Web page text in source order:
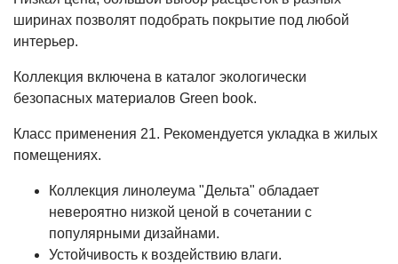
ширинах позволят подобрать покрытие под любой
интерьер.
Коллекция включена в каталог экологически
безопасных материалов Green book.
Класс применения 21. Рекомендуется укладка в жилых
помещениях.
Коллекция линолеума "Дельта" обладает
невероятно низкой ценой в сочетании с
популярными дизайнами.
Устойчивость к воздействию влаги.